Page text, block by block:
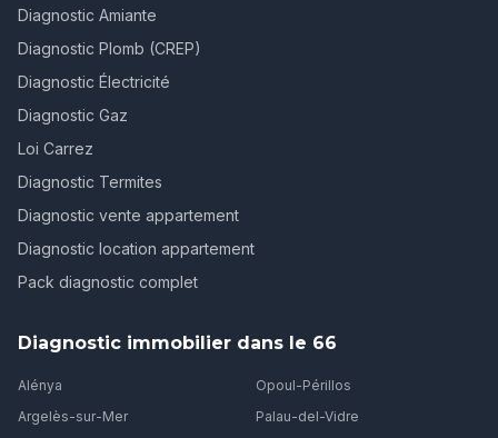
Diagnostic Amiante
Diagnostic Plomb (CREP)
Diagnostic Électricité
Diagnostic Gaz
Loi Carrez
Diagnostic Termites
Diagnostic vente appartement
Diagnostic location appartement
Pack diagnostic complet
Diagnostic immobilier dans le 66
Alénya
Argelès-sur-Mer
Opoul-Périllos
Palau-del-Vidre